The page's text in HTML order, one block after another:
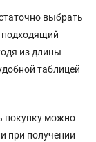
выбрать
подходящий
из длины
таблицей
покупку можно
при получении